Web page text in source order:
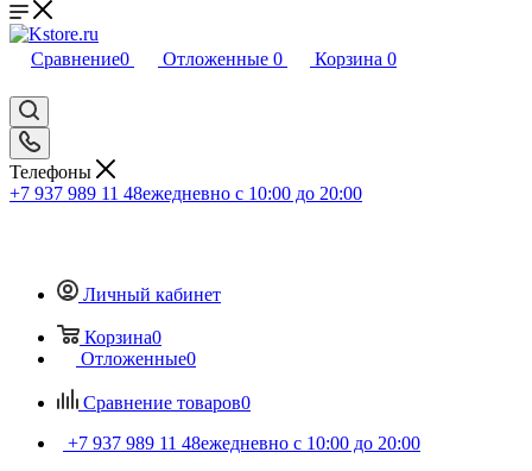
Сравнение0 Отложенные 0 Корзина 0
Телефоны
+7 937 989 11 48ежедневно с 10:00 до 20:00
Личный кабинет
Корзина0
Отложенные0
Сравнение товаров0
+7 937 989 11 48ежедневно с 10:00 до 20:00